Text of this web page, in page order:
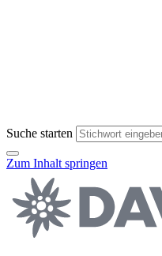
Suche starten
Zum Inhalt springen